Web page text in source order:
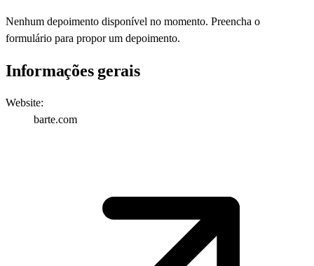
Nenhum depoimento disponível no momento. Preencha o
formulário para propor um depoimento.
Informações gerais
Website:
barte.com